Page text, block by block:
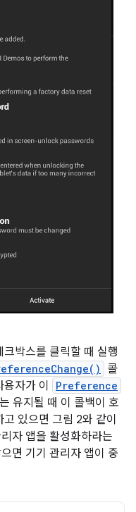
크박스를 클릭할 때 실행
콜
자가 이
Preference
유지될 때 이 콜백이 호
있으면 그림 2와 같이
자 앱을 활성화하라는
면 기기 관리자 앱이 중